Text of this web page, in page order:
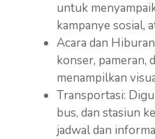
untuk
kampanye sosial,
Acara dan
konser, pameran,
menampilkan
Transportasi:
bus, dan stasiun
jadwal dan